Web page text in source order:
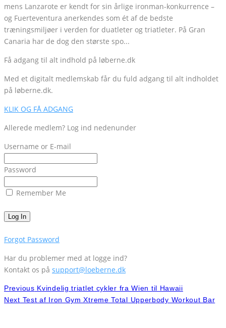
mens Lanzarote er kendt for sin årlige ironman-konkurrence –
og Fuerteventura anerkendes som ét af de bedste
træningsmiljøer i verden for duatleter og triatleter. På Gran
Canaria har de dog den største spo...
Få adgang til alt indhold på løberne.dk
Med et digitalt medlemskab får du fuld adgang til alt indholdet
på løberne.dk.
KLIK OG FÅ ADGANG
Allerede medlem? Log ind nedenunder
Username or E-mail
Password
Remember Me
Forgot Password
Har du problemer med at logge ind?
Kontakt os på support@loeberne.dk
Previous Kvindelig triatlet cykler fra Wien til Hawaii
Next Test af Iron Gym Xtreme Total Upperbody Workout Bar